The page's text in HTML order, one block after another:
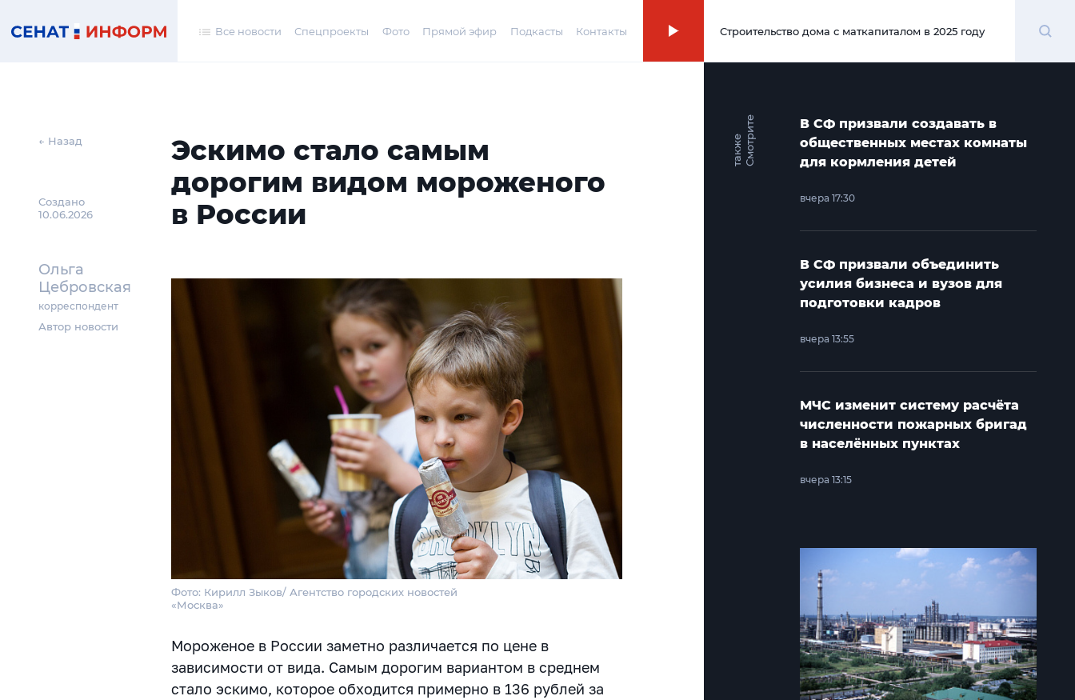
Все новости Спецпроекты Фото Прямой эфир Подкасты Контакты 00:00
Строительство дома с маткапиталом в 2025 году
← Назад
Создано
10.06.2026
Ольга
Цебровская
корреспондент
Автор новости
Эскимо стало самым
дорогим видом мороженого
в России
Фото: Кирилл Зыков/ Агентство городских новостей
«Москва»
Мороженое в России заметно различается по цене в
зависимости от вида. Самым дорогим вариантом в среднем
стало эскимо, которое обходится примерно в 136 рублей за
С
м
о
т
р и
т
е
т
а
к
ж
е
В СФ призвали создавать в
общественных местах комнаты
для кормления детей
вчера 17:30
В СФ призвали объединить
усилия бизнеса и вузов для
подготовки кадров
вчера 13:55
МЧС изменит систему расчёта
численности пожарных бригад
в населённых пунктах
вчера 13:15